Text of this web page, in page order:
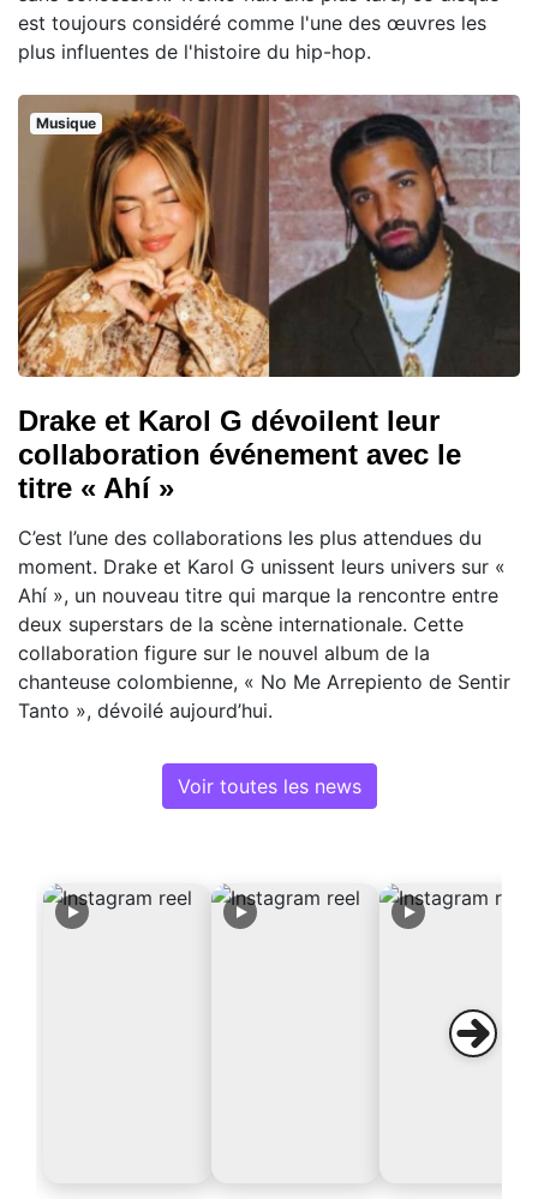
est toujours considéré comme l'une des œuvres les
plus influentes de l'histoire du hip-hop.
Musique
Drake et Karol G dévoilent leur
collaboration événement avec le
titre « Ahí »
C’est l’une des collaborations les plus attendues du
moment. Drake et Karol G unissent leurs univers sur «
Ahí », un nouveau titre qui marque la rencontre entre
deux superstars de la scène internationale. Cette
collaboration figure sur le nouvel album de la
chanteuse colombienne, « No Me Arrepiento de Sentir
Tanto », dévoilé aujourd’hui.
Voir toutes les news